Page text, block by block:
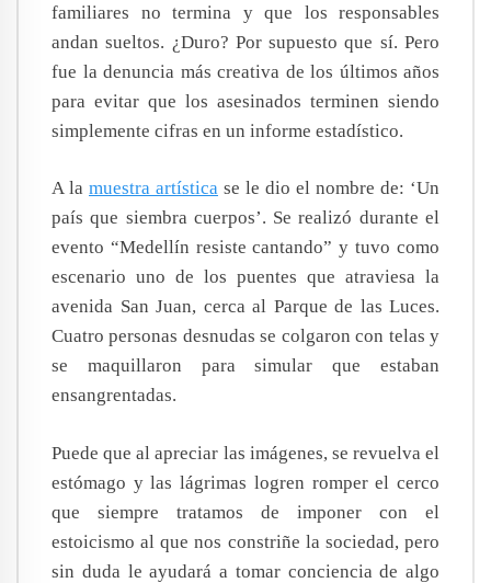
familiares no termina y que los responsables
andan sueltos. ¿Duro? Por supuesto que sí. Pero
fue la denuncia más creativa de los últimos años
para evitar que los asesinados terminen siendo
simplemente cifras en un informe estadístico.
A la muestra artística se le dio el nombre de: ‘Un
país que siembra cuerpos’. Se realizó durante el
evento “Medellín resiste cantando” y tuvo como
escenario uno de los puentes que atraviesa la
avenida San Juan, cerca al Parque de las Luces.
Cuatro personas desnudas se colgaron con telas y
se maquillaron para simular que estaban
ensangrentadas.
Puede que al apreciar las imágenes, se revuelva el
estómago y las lágrimas logren romper el cerco
que siempre tratamos de imponer con el
estoicismo al que nos constriñe la sociedad, pero
sin duda le ayudará a tomar conciencia de algo